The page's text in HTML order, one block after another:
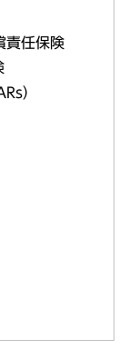
責任保険
）